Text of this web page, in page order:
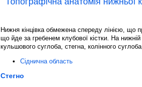
Нижня кінцівка обмежена спереду лінією, що
що йде за гребенем клубової кістки. На нижній
кульшового суглоба, стегна, колінного
Сіднична область
Стегно